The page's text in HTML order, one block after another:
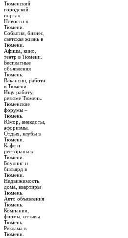
Тюменский
городской
портал.
Новости в
Тюмени.
События, бизнес,
светская жизнь в
Тюмени.
Афиша, кино,
театр в Тюмени.
Бесплатные
объявления
Тюмень.
Вакансии, работа
в Тюмени.
Ищу работу,
резюме Тюмень.
Тюменские
форумы –
Тюмень.
Юмор, анекдоты,
афоризмы.
Отдых, клубы в
Тюмени.
Кафе и
рестораны в
Тюмени.
Боулинг и
бильярд в
Тюмени.
Недвижимость,
дома, квартиры
Тюмень.
Авто объявления
Тюмень.
Компании,
фирмы, отзывы
Тюмень.
Реклама в
Тюмени.